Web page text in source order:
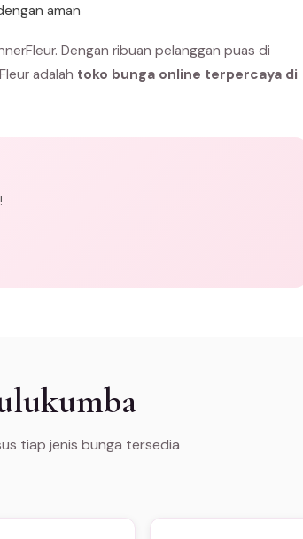
aman
Dengan ribuan pelanggan puas di
adalah toko bunga online terpercaya di
tiap jenis bunga tersedia